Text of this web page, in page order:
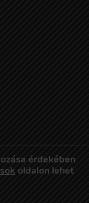
érdekében
oldalon lehet